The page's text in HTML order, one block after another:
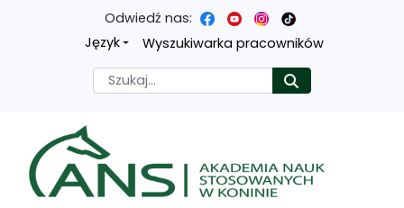
Przejdź
treści
głównej
Przejdź
menu
nawigacyjnego
Przejdź
wyszukiwarki
Przejdź
mapy
strony
Odwiedź nas:
Język
Wyszukiwarka pracowników
Szukaj
Akademia nauk